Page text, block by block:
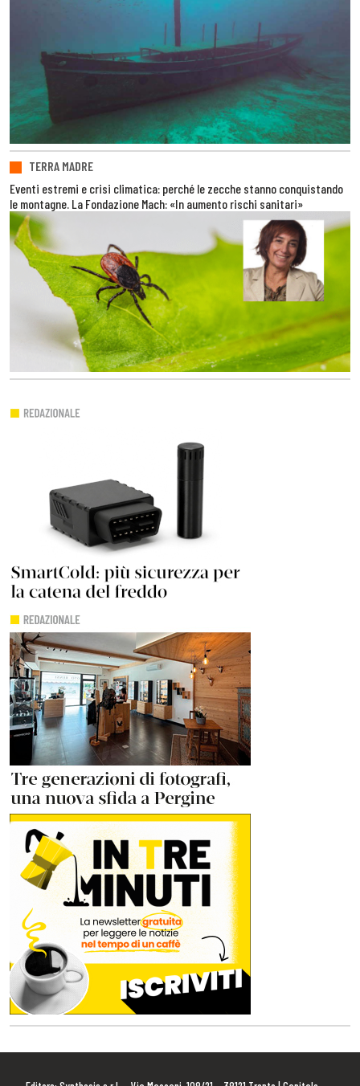
TERRA MADRE
Eventi estremi e crisi climatica: perché le zecche stanno conquistando
le montagne. La Fondazione Mach: «In aumento rischi sanitari»